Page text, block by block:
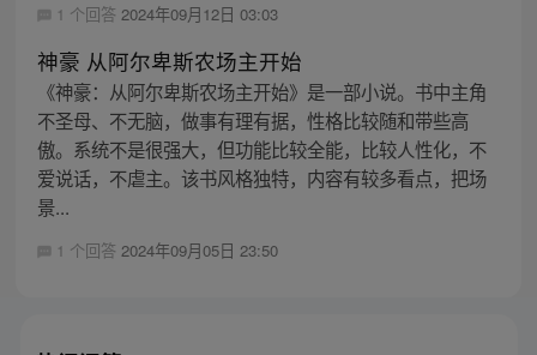
1 个回答 2024年09月12日 03:03
神豪 从阿尔卑斯农场主开始
《神豪：从阿尔卑斯农场主开始》是一部小说。书中主角
不圣母、不无脑，做事有理有据，性格比较随和带些高
傲。系统不是很强大，但功能比较全能，比较人性化，不
爱说话，不虐主。该书风格独特，内容有较多看点，把场
景...
1 个回答 2024年09月05日 23:50